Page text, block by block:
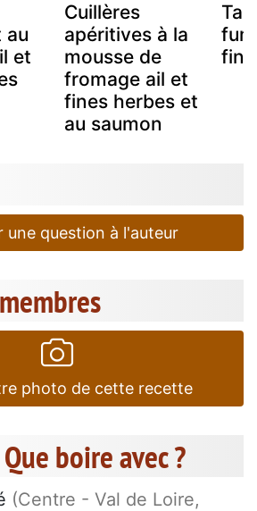
au
et
Cuillères
apéritives à la
mousse de
fromage ail et
fines herbes et
au saumon
une question à l'auteur
photo de cette recette
boire avec ?
(Centre - Val de Loire,